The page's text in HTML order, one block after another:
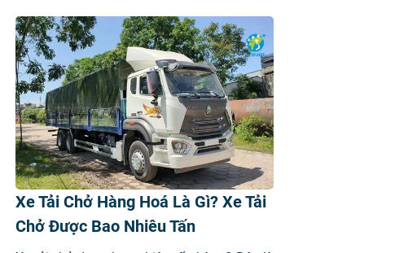
Xe Tải Chở Hàng Hoá Là Gì? Xe Tải
Chở Được Bao Nhiêu Tấn